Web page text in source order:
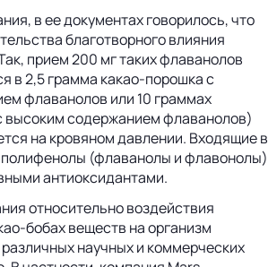
в ее документах говорилось, что
благотворного влияния
прием 200 мг таких флаванолов
в 2,5 грамма какао-порошка с
флаванолов или 10 граммах
высоким содержанием флаванолов)
на кровяном давлении. Входящие в
полифенолы (флаванолы и флавонолы)
антиоксидантами.
относительно воздействия
бобах веществ на организм
научных и коммерческих